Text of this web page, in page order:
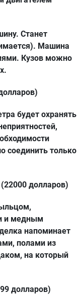
Станет
Машина
Кузов можно
будет охранять
соединить только
долларов)
и медным
напоминает
полами из
на который
долларов)